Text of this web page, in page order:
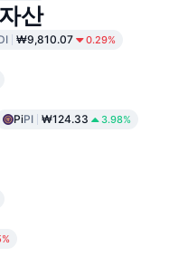
산
₩9,810.07 0.29%
PiPI ₩124.33 3.98%